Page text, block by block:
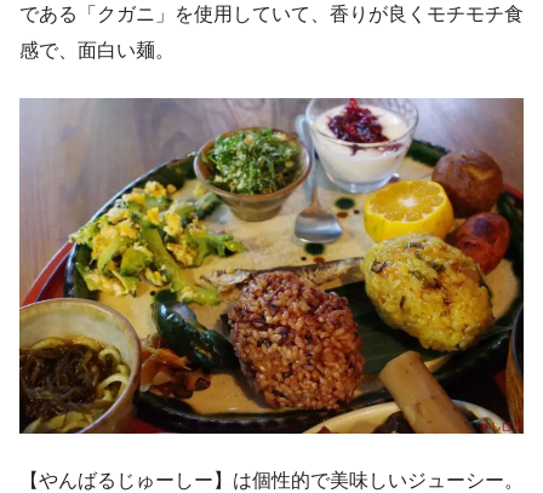
である「クガニ」を使用していて、香りが良くモチモチ食
感で、面白い麺。
【やんばるじゅーしー】は個性的で美味しいジューシー。